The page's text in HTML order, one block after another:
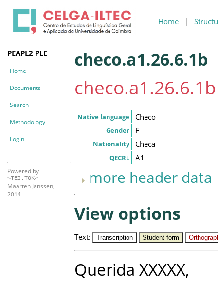
Home |
PEAPL2 PLE
Home
Documents
Search
Methodology
Login
Powered by
<TEI:TOK>
Maarten Janssen,
2014-
checo.a1.26.6.1b
checo.a1.26.6.1b
Native language Checo
Gender F
Nationality Checa
QECRL A1
more header data
View options
Text: Transcription Student form
Querida XXXXX,